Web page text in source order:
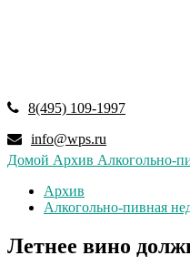
8(495) 109-1997
info@wps.ru
Домой Архив Алкогольно-
Архив
Алкогольно-пивная
Летнее вино